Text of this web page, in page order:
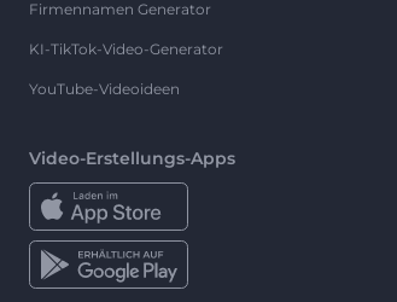
Firmennamen Generator
KI-TikTok-Video-Generator
YouTube-Videoideen
Video-Erstellungs-Apps